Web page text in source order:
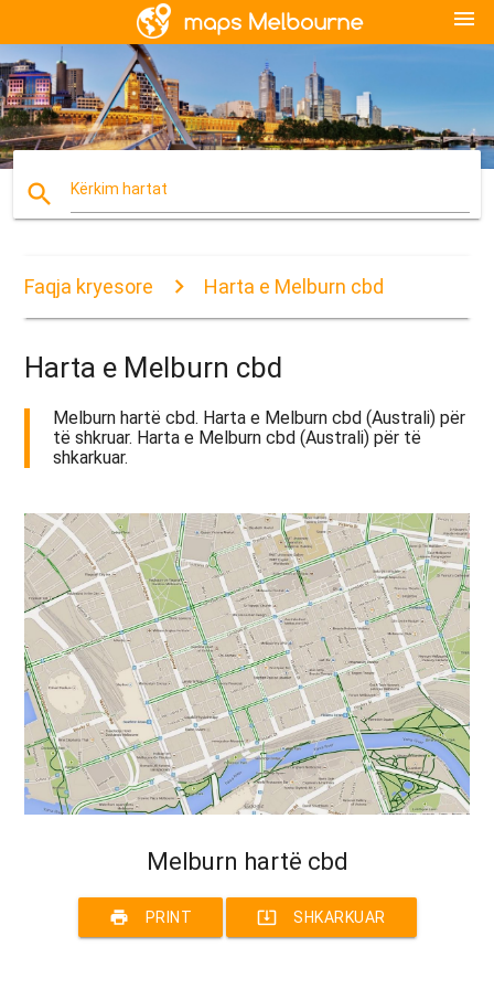
menu
search Kërkim hartat
Faqja kryesore Harta e Melburn cbd
Harta e Melburn cbd
Melburn hartë cbd. Harta e Melburn cbd (Australi) për
të shkruar. Harta e Melburn cbd (Australi) për të
shkarkuar.
Melburn hartë cbd
print PRINT system_update_alt SHKARKUAR